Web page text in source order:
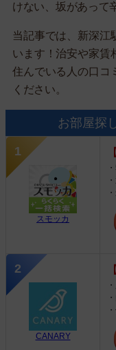
けない、坂があって
当記事では、新深江
います！治安や家賃
住んでいる人の口コ
ください。
お部屋探
スモッカ
CANARY